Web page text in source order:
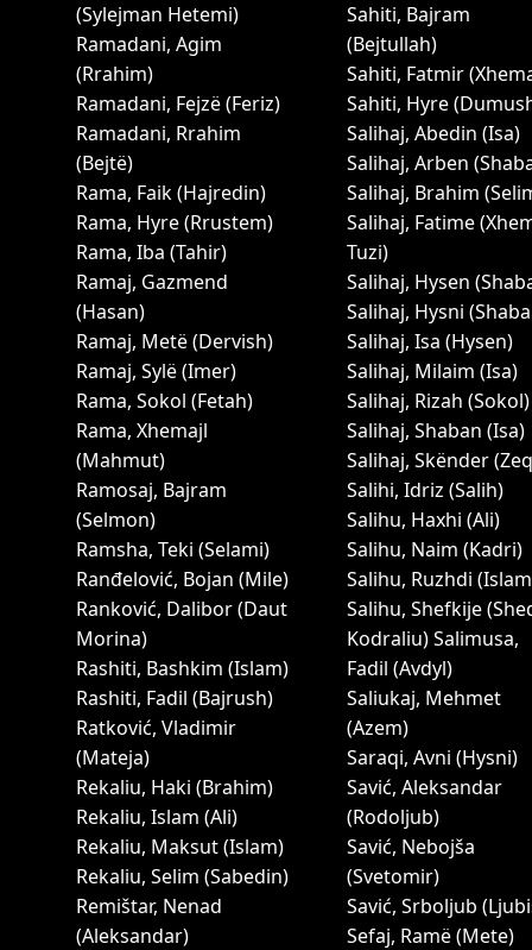
(Sylejman Hetemi)
Ramadani, Agim
(Rrahim)
Ramadani, Fejzë (Feriz)
Ramadani, Rrahim
(Bejtë)
Rama, Faik (Hajredin)
Rama, Hyre (Rrustem)
Rama, Iba (Tahir)
Ramaj, Gazmend
(Hasan)
Ramaj, Metë (Dervish)
Ramaj, Sylë (Imer)
Rama, Sokol (Fetah)
Rama, Xhemajl
(Mahmut)
Ramosaj, Bajram
(Selmon)
Ramsha, Teki (Selami)
Ranđelović, Bojan (Mile)
Ranković, Dalibor (Daut
Morina)
Rashiti, Bashkim (Islam)
Rashiti, Fadil (Bajrush)
Ratković, Vladimir
(Mateja)
Rekaliu, Haki (Brahim)
Rekaliu, Islam (Ali)
Rekaliu, Maksut (Islam)
Rekaliu, Selim (Sabedin)
Remištar, Nenad
(Aleksandar)
Sahiti, Bajram
(Bejtullah)
Sahiti, Fatmir
Sahiti, Hyre
Salihaj, Abedin (Isa)
Salihaj, Arben
Salihaj, Brahim
Salihaj, Fatime
Tuzi)
Salihaj, Hysen
Salihaj, Hysni
Salihaj, Isa (Hysen)
Salihaj, Milaim (Isa)
Salihaj, Rizah (Sokol)
Salihaj, Shaban (Isa)
Salihaj, Skënder
Salihi, Idriz (Salih)
Salihu, Haxhi (Ali)
Salihu, Naim (Kadri)
Salihu, Ruzhdi
Salihu, Shefkije
Kodraliu)Salimusa,
Fadil (Avdyl)
Saliukaj, Mehmet
(Azem)
Saraqi, Avni (Hysni)
Savić, Aleksandar
(Rodoljub)
Savić, Nebojša
(Svetomir)
Savić, Srboljub
Sefaj, Ramë (Mete)